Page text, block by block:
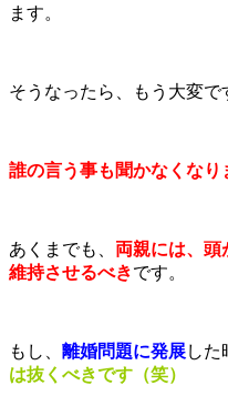
ます。
そうなったら、もう大変で
誰の言う事も聞かなくなり
あくまでも、 両親には、頭
維持させるべきです。
もし、 離婚問題に発展した
は抜くべきです（笑）